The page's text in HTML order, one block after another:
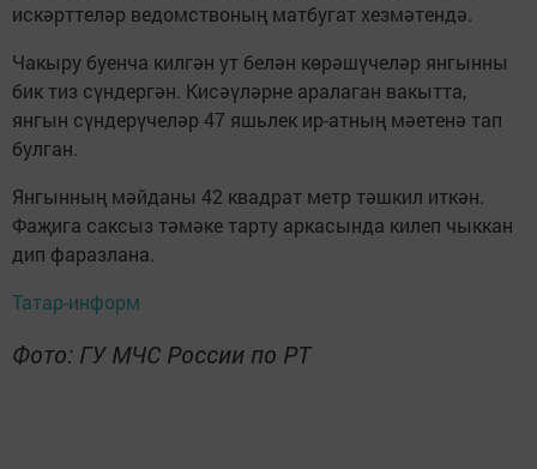
искәрттеләр ведомствоның матбугат хезмәтендә.
Чакыру буенча килгән ут белән көрәшүчеләр янгынны
бик тиз сүндергән. Кисәүләрне аралаган вакытта,
янгын сүндерүчеләр 47 яшьлек ир-атның мәетенә тап
булган.
Янгынның мәйданы 42 квадрат метр тәшкил иткән.
Фаҗига саксыз тәмәке тарту аркасында килеп чыккан
дип фаразлана.
Татар-информ
Фото: ГУ МЧС России по РТ